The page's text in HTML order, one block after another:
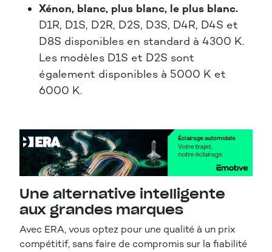
Xénon, blanc, plus blanc, le plus blanc.
D1R, D1S, D2R, D2S, D3S, D4R, D4S et
D8S disponibles en standard à 4300 K.
Les modèles D1S et D2S sont
également disponibles à 5000 K et
6000 K.
Une alternative intelligente
aux grandes marques
Avec ERA, vous optez pour une qualité à un prix
compétitif, sans faire de compromis sur la fiabilité